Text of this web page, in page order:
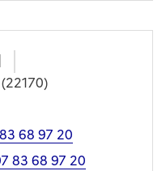
(22170)
68 97 20
83 68 97 20